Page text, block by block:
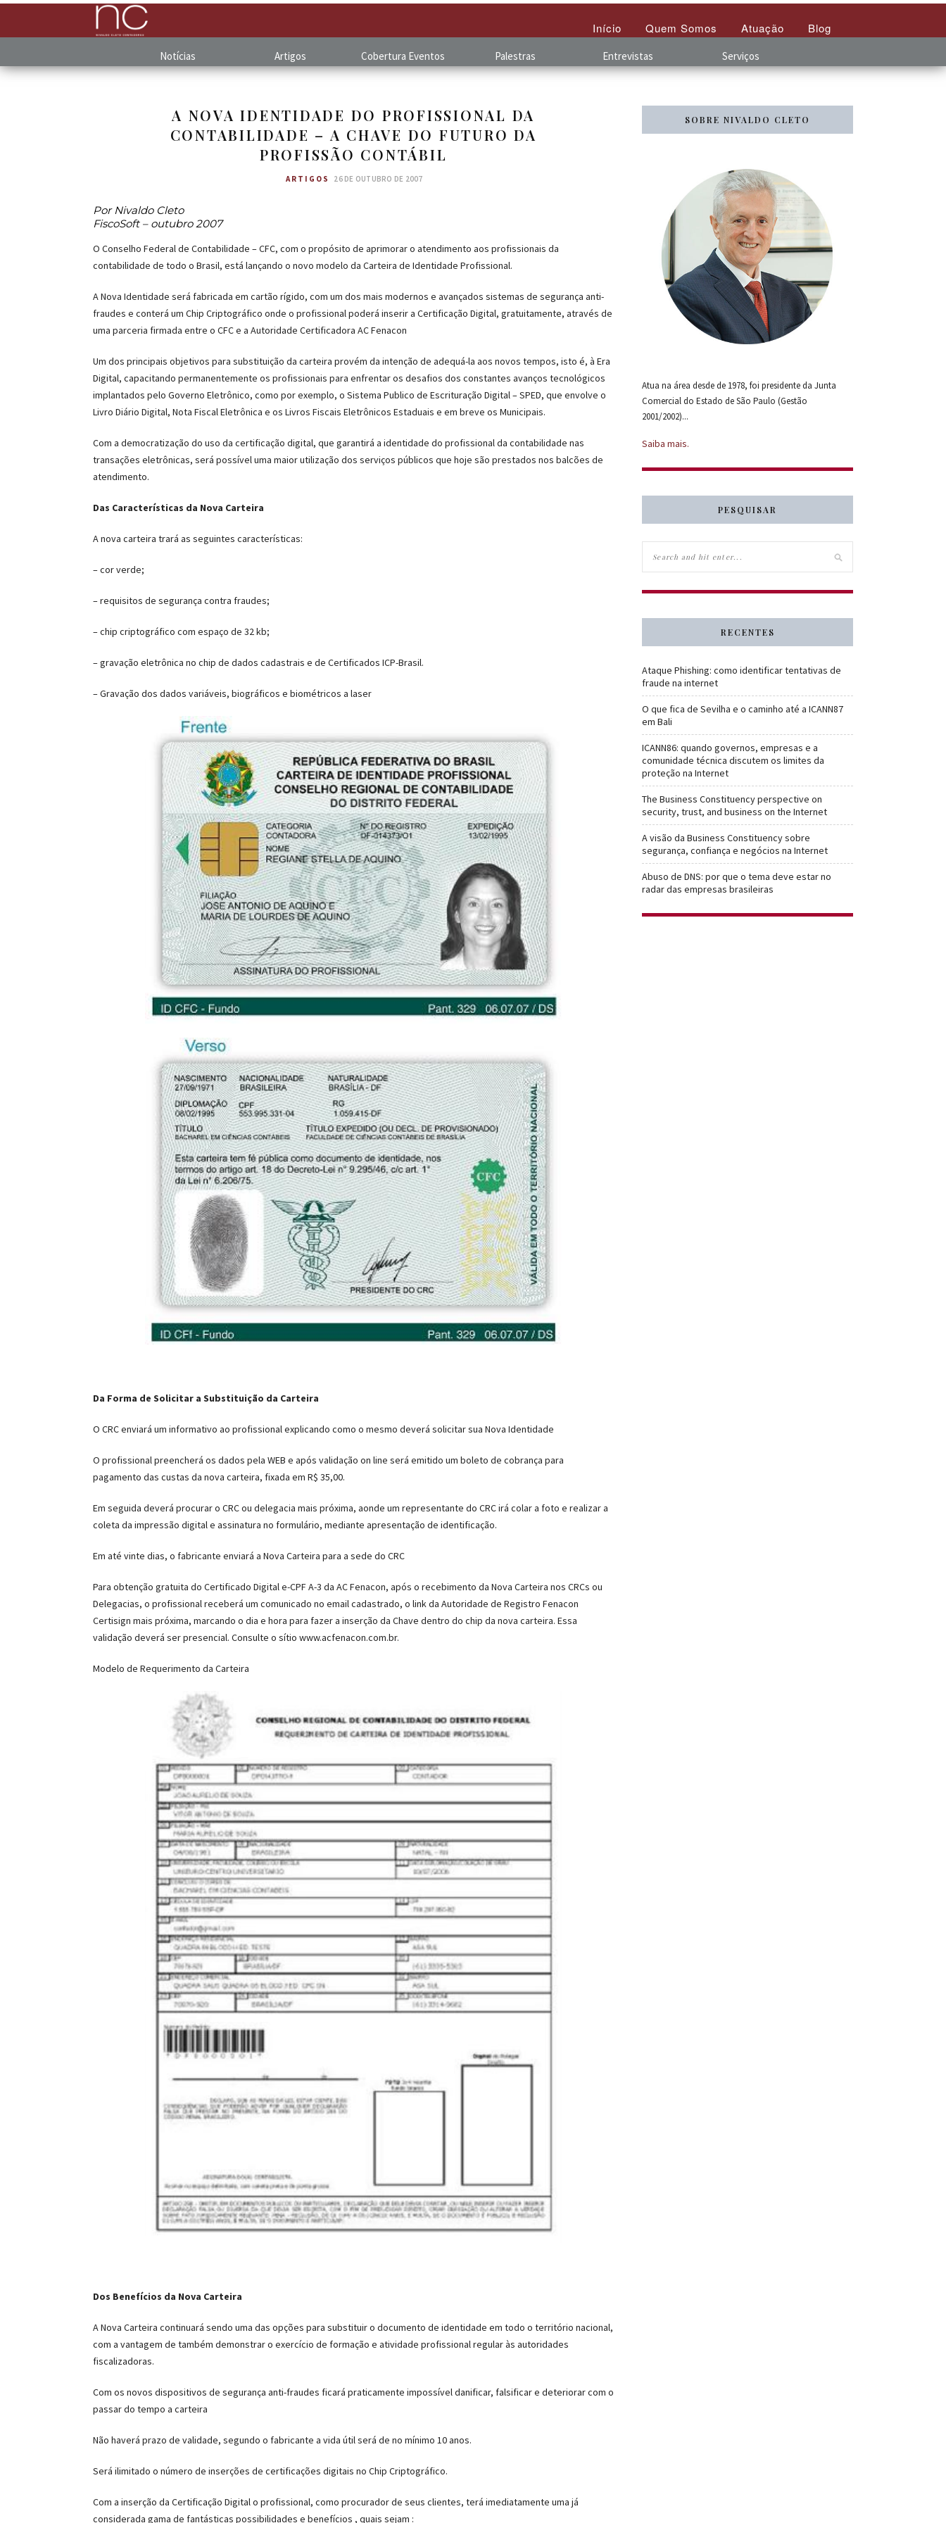
Início Quem Somos Atuação Blog
Notícias Artigos Cobertura Eventos Palestras Entrevistas Serviços
A NOVA IDENTIDADE DO PROFISSIONAL DA
CONTABILIDADE – A CHAVE DO FUTURO DA
PROFISSÃO CONTÁBIL
ARTIGOS 26 DE OUTUBRO DE 2007
Por Nivaldo Cleto
FiscoSoft – outubro 2007
O Conselho Federal de Contabilidade – CFC, com o propósito de aprimorar o atendimento aos profissionais da
contabilidade de todo o Brasil, está lançando o novo modelo da Carteira de Identidade Profissional.
A Nova Identidade será fabricada em cartão rígido, com um dos mais modernos e avançados sistemas de segurança anti-
fraudes e conterá um Chip Criptográfico onde o profissional poderá inserir a Certificação Digital, gratuitamente, através de
uma parceria firmada entre o CFC e a Autoridade Certificadora AC Fenacon
Um dos principais objetivos para substituição da carteira provém da intenção de adequá-la aos novos tempos, isto é, à Era
Digital, capacitando permanentemente os profissionais para enfrentar os desafios dos constantes avanços tecnológicos
implantados pelo Governo Eletrônico, como por exemplo, o Sistema Publico de Escrituração Digital – SPED, que envolve o
Livro Diário Digital, Nota Fiscal Eletrônica e os Livros Fiscais Eletrônicos Estaduais e em breve os Municipais.
Com a democratização do uso da certificação digital, que garantirá a identidade do profissional da contabilidade nas
transações eletrônicas, será possível uma maior utilização dos serviços públicos que hoje são prestados nos balcões de
atendimento.
Das Características da Nova Carteira
A nova carteira trará as seguintes características:
– cor verde;
– requisitos de segurança contra fraudes;
– chip criptográfico com espaço de 32 kb;
– gravação eletrônica no chip de dados cadastrais e de Certificados ICP-Brasil.
– Gravação dos dados variáveis, biográficos e biométricos a laser
Da Forma de Solicitar a Substituição da Carteira
O CRC enviará um informativo ao profissional explicando como o mesmo deverá solicitar sua Nova Identidade
O profissional preencherá os dados pela WEB e após validação on line será emitido um boleto de cobrança para
pagamento das custas da nova carteira, fixada em R$ 35,00.
Em seguida deverá procurar o CRC ou delegacia mais próxima, aonde um representante do CRC irá colar a foto e realizar a
coleta da impressão digital e assinatura no formulário, mediante apresentação de identificação.
Em até vinte dias, o fabricante enviará a Nova Carteira para a sede do CRC
Para obtenção gratuita do Certificado Digital e-CPF A-3 da AC Fenacon, após o recebimento da Nova Carteira nos CRCs ou
Delegacias, o profissional receberá um comunicado no email cadastrado, o link da Autoridade de Registro Fenacon
Certisign mais próxima, marcando o dia e hora para fazer a inserção da Chave dentro do chip da nova carteira. Essa
validação deverá ser presencial. Consulte o sítio www.acfenacon.com.br.
Modelo de Requerimento da Carteira
Dos Benefícios da Nova Carteira
A Nova Carteira continuará sendo uma das opções para substituir o documento de identidade em todo o território nacional,
com a vantagem de também demonstrar o exercício de formação e atividade profissional regular às autoridades
fiscalizadoras.
Com os novos dispositivos de segurança anti-fraudes ficará praticamente impossível danificar, falsificar e deteriorar com o
passar do tempo a carteira
Não haverá prazo de validade, segundo o fabricante a vida útil será de no mínimo 10 anos.
Será ilimitado o número de inserções de certificações digitais no Chip Criptográfico.
Com a inserção da Certificação Digital o profissional, como procurador de seus clientes, terá imediatamente uma já
considerada gama de fantásticas possibilidades e benefícios , quais sejam :
SOBRE NIVALDO CLETO
Atua na área desde de 1978, foi presidente da Junta
Comercial do Estado de São Paulo (Gestão
2001/2002)...
Saiba mais.
PESQUISAR
RECENTES
Ataque Phishing: como identificar tentativas de
fraude na internet
O que fica de Sevilha e o caminho até a ICANN87
em Bali
ICANN86: quando governos, empresas e a
comunidade técnica discutem os limites da
proteção na Internet
The Business Constituency perspective on
security, trust, and business on the Internet
A visão da Business Constituency sobre
segurança, confiança e negócios na Internet
Abuso de DNS: por que o tema deve estar no
radar das empresas brasileiras